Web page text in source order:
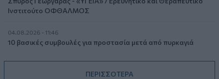
Ινστιτούτο ΟΦΘΑΛΜΟΣ
04.08.2026 - 11:46
10 βασικές συμβουλές για προστασία μετά από πυρκαγιά
ΠΕΡΙΣΣΟΤΕΡΑ